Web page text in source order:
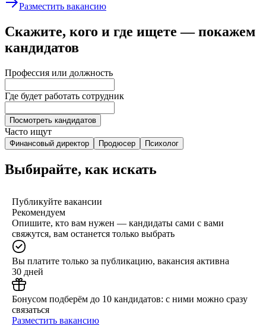
Разместить вакансию
Скажите, кого и где ищете — покажем
кандидатов
Профессия или должность
Где будет работать сотрудник
Посмотреть кандидатов
Часто ищут
Финансовый директор Продюсер Психолог
Выбирайте, как искать
Публикуйте вакансии
Рекомендуем
Опишите, кто вам нужен — кандидаты сами с вами
свяжутся, вам останется только выбрать
Вы платите только за публикацию, вакансия активна
30 дней
Бонусом подберём до 10 кандидатов: с ними можно сразу
связаться
Разместить вакансию